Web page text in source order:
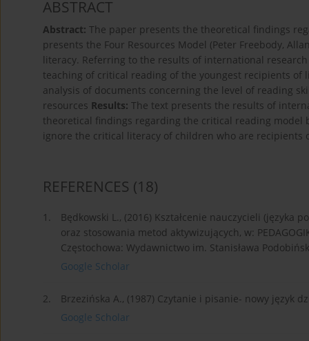
ABSTRACT
Abstract: The paper presents the theoretical findings
presents the Four Resources Model (Peter Freebody,
literacy. Referring to the results of international
teaching of critical reading of the youngest recipients of
analysis of documents concerning the level of reading
resources Results: The text presents the results of
theoretical findings regarding the critical reading model
ignore the critical literacy of children who are recipients
REFERENCES (18)
1.
Będkowski L., (2016) Kształcenie nauczycieli
oraz stosowania metod aktywizujących, w:
Częstochowa: Wydawnictwo im. Stanisława
Google Scholar
2.
Brzezińska A., (1987) Czytanie i pisanie- nowy język
Google Scholar